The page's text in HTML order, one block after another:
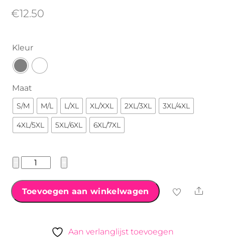
€12.50
Kleur
Maat
S/M M/L L/XL XL/XXL 2XL/3XL 3XL/4XL
4XL/5XL 5XL/6XL 6XL/7XL
Annuo
Tregging
met
Toevoegen aan winkelwagen Share
Aan verlanglijst toevoegen